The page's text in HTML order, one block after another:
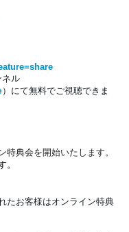
ネル
）にて無料でご視聴できま
典会を開始いたします。
。
たお客様はオンライン特典